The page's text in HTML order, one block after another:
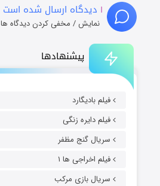
پیشنهادها
فیلم بادیگارد
فیلم دایره زنگی
سریال گنج مظفر
فیلم اخراجی ها ۱
سریال بازی مرکب
۱ دیدگاه ارسال شده است
نمایش / مخفی کردن دیدگاه ها